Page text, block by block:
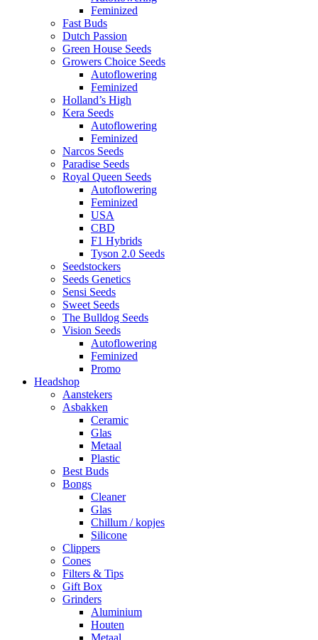
Feminized
Fast Buds
Dutch Passion
Green House Seeds
Growers Choice Seeds
Autoflowering
Feminized
Holland’s High
Kera Seeds
Autoflowering
Feminized
Narcos Seeds
Paradise Seeds
Royal Queen Seeds
Autoflowering
Feminized
USA
CBD
F1 Hybrids
Tyson 2.0 Seeds
Seedstockers
Seeds Genetics
Sensi Seeds
Sweet Seeds
The Bulldog Seeds
Vision Seeds
Autoflowering
Feminized
Promo
Headshop
Aanstekers
Asbakken
Ceramic
Glas
Metaal
Plastic
Best Buds
Bongs
Cleaner
Glas
Chillum / kopjes
Silicone
Clippers
Cones
Filters & Tips
Gift Box
Grinders
Aluminium
Houten